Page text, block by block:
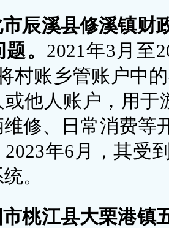
辰溪县修溪镇财
。 2021年3月至
村账乡管账户中
他人账户，用
修、日常消费等
2023年6月，其受
。
桃江县大栗港镇